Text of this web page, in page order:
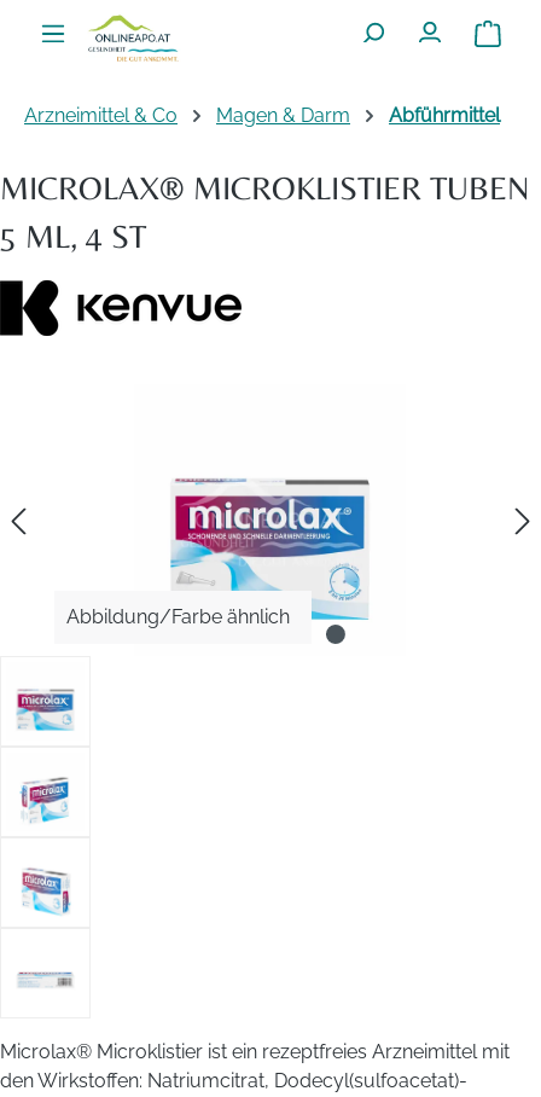
Zum Hauptinhalt springen
Arzneimittel & Co Magen & Darm Abführmittel
MICROLAX® MICROKLISTIER TUBEN
5 ML, 4 ST
Abbildung/Farbe ähnlich
Microlax® Microklistier ist ein rezeptfreies Arzneimittel mit
den Wirkstoffen: Natriumcitrat, Dodecyl(sulfoacetat)-